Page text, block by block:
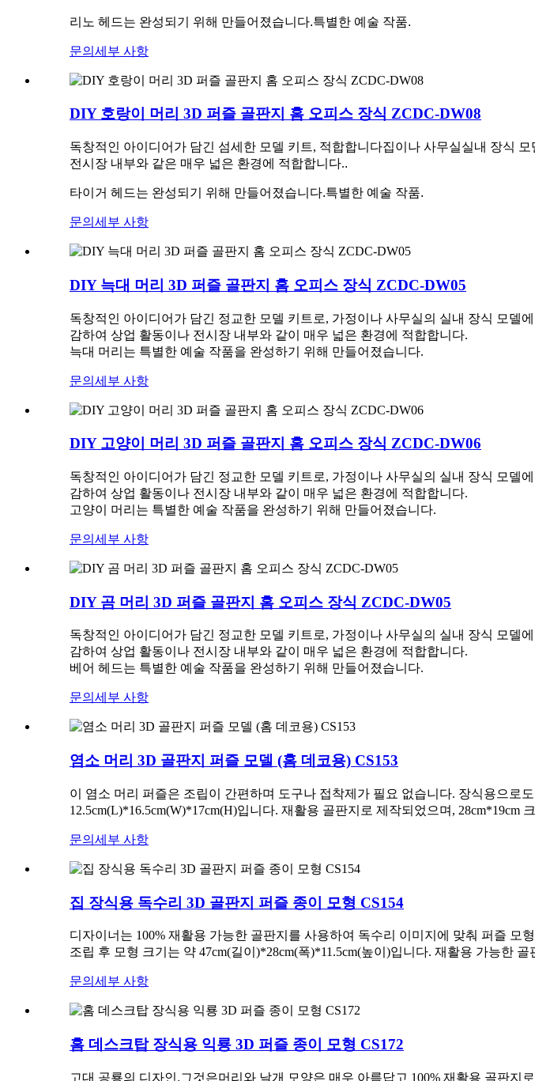
리노 헤드는 완성되기 위해 만들어졌습니다.특별한 예술 작품.
문의 세부 사항
DIY 호랑이 머리 3D 퍼즐 골판지 홈 오피스 장식 ZCDC-DW08
독창적인 아이디어가 담긴 섬세한 모델 키트, 적합합니다집이나 사무실실내 장식 모
전시장 내부와 같은 매우 넓은 환경에 적합합니다..
타이거 헤드는 완성되기 위해 만들어졌습니다.특별한 예술 작품.
문의 세부 사항
DIY 늑대 머리 3D 퍼즐 골판지 홈 오피스 장식 ZCDC-DW05
독창적인 아이디어가 담긴 정교한 모델 키트로, 가정이나 사무실의 실내 장식 모델
감하여 상업 활동이나 전시장 내부와 같이 매우 넓은 환경에 적합합니다.
늑대 머리는 특별한 예술 작품을 완성하기 위해 만들어졌습니다.
문의 세부 사항
DIY 고양이 머리 3D 퍼즐 골판지 홈 오피스 장식 ZCDC-DW06
독창적인 아이디어가 담긴 정교한 모델 키트로, 가정이나 사무실의 실내 장식 모델
감하여 상업 활동이나 전시장 내부와 같이 매우 넓은 환경에 적합합니다.
고양이 머리는 특별한 예술 작품을 완성하기 위해 만들어졌습니다.
문의 세부 사항
DIY 곰 머리 3D 퍼즐 골판지 홈 오피스 장식 ZCDC-DW05
독창적인 아이디어가 담긴 정교한 모델 키트로, 가정이나 사무실의 실내 장식 모델
감하여 상업 활동이나 전시장 내부와 같이 매우 넓은 환경에 적합합니다.
베어 헤드는 특별한 예술 작품을 완성하기 위해 만들어졌습니다.
문의 세부 사항
염소 머리 3D 골판지 퍼즐 모델 (홈 데코용) CS153
이 염소 머리 퍼즐은 조립이 간편하며 도구나 접착제가 필요 없습니다. 장식용으로
12.5cm(L)*16.5cm(W)*17cm(H)입니다. 재활용 골판지로 제작되었으며, 28cm*19cm
문의 세부 사항
집 장식용 독수리 3D 골판지 퍼즐 종이 모형 CS154
디자이너는 100% 재활용 가능한 골판지를 사용하여 독수리 이미지에 맞춰 퍼즐
조립 후 모형 크기는 약 47cm(길이)*28cm(폭)*11.5cm(높이)입니다. 재활용 가능한
문의 세부 사항
홈 데스크탑 장식용 익룡 3D 퍼즐 종이 모형 CS172
고대 공룡의 디자인,그것은머리와 날개 모양은 매우 아름답고 100% 재활용 골판지